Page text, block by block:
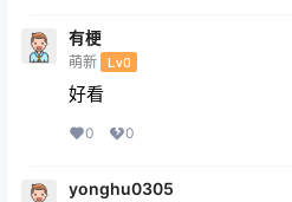
有梗
萌新 Lv0
好看
0 0
yonghu0305